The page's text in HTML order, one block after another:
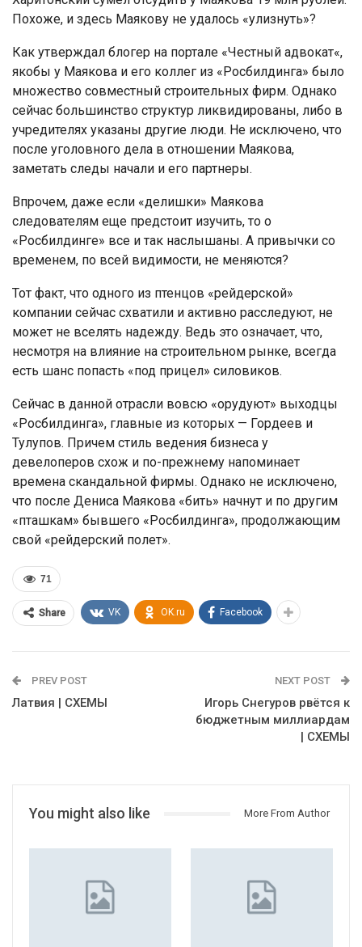
Похоже, и здесь Маякову не удалось «улизнуть»?
Как утверждал блогер на портале «Честный адвокат«,
якобы у Маякова и его коллег из «Росбилдинга» было
множество совместный строительных фирм. Однако
сейчас большинство структур ликвидированы, либо в
учредителях указаны другие люди. Не исключено, что
после уголовного дела в отношении Маякова,
заметать следы начали и его партнеры.
Впрочем, даже если «делишки» Маякова
следователям еще предстоит изучить, то о
«Росбилдинге» все и так наслышаны. А привычки со
временем, по всей видимости, не меняются?
Тот факт, что одного из птенцов «рейдерской»
компании сейчас схватили и активно расследуют, не
может не вселять надежду. Ведь это означает, что,
несмотря на влияние на строительном рынке, всегда
есть шанс попасть «под прицел» силовиков.
Сейчас в данной отрасли вовсю «орудуют» выходцы
«Росбилдинга», главные из которых — Гордеев и
Тулупов. Причем стиль ведения бизнеса у
девелоперов схож и по-прежнему напоминает
времена скандальной фирмы. Однако не исключено,
что после Дениса Маякова «бить» начнут и по другим
«пташкам» бывшего «Росбилдинга», продолжающим
свой «рейдерский полет».
71
Share VK OK.ru Facebook
PREV POST
Латвия | СХЕМЫ
NEXT POST
Игорь Снегуров рвётся к
бюджетным миллиардам
| СХЕМЫ
You might also like More From Author